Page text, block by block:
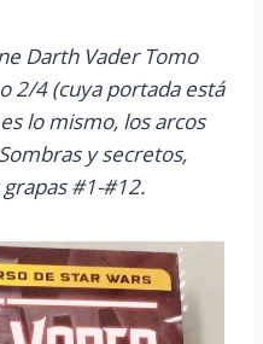
Darth Vader Tomo
2/4 (cuya portada está
lo mismo, los arcos
y secretos,
#1-#12.